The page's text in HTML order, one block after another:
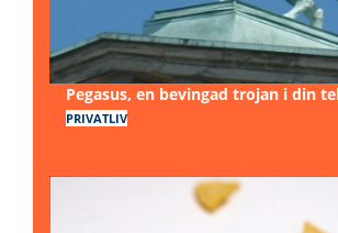
Pegasus, en bevingad trojan i din
PRIVATLIV